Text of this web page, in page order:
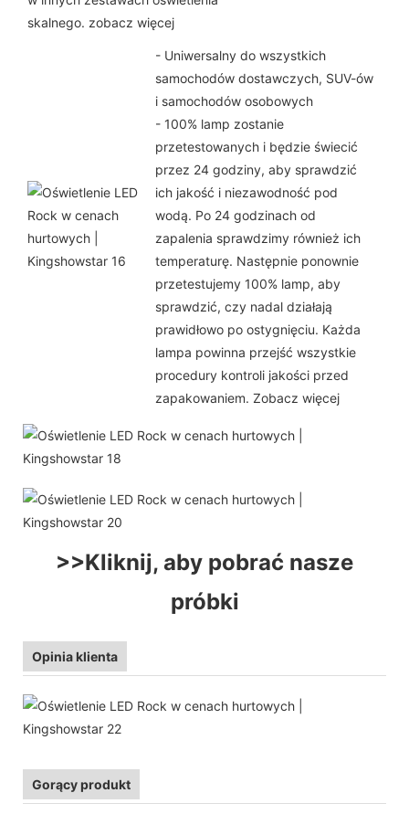
skalnego. zobacz więcej
- Uniwersalny do wszystkich
samochodów dostawczych, SUV-ów
i samochodów osobowych
- 100% lamp zostanie
przetestowanych i będzie świecić
przez 24 godziny, aby sprawdzić
ich jakość i niezawodność pod
wodą. Po 24 godzinach od
zapalenia sprawdzimy również ich
temperaturę. Następnie ponownie
przetestujemy 100% lamp, aby
sprawdzić, czy nadal działają
prawidłowo po ostygnięciu. Każda
lampa powinna przejść wszystkie
procedury kontroli jakości przed
zapakowaniem. Zobacz więcej
>>Kliknij, aby pobrać nasze
próbki
Opinia klienta
Gorący produkt